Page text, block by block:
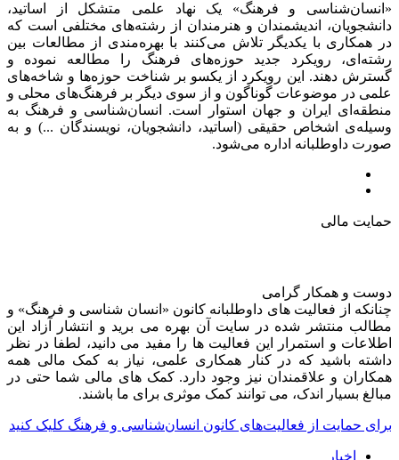
«انسان‌شناسی و فرهنگ» یک نهاد علمی متشکل از اساتید،
دانشجویان، اندیشمندان و هنرمندان از رشته‌های مختلفی است که
در همکاری با یکدیگر تلاش می‌کنند با بهره‌مندی از مطالعات بین
رشته‌ای، رویکرد جدید حوزه‌های فرهنگ را مطالعه نموده و
گسترش دهند. این رویکرد از یکسو بر شناخت حوزه‌ها و شاخه‌های
علمی در موضوعات گوناگون و از سوی دیگر بر فرهنگ‌های محلی و
منطقه‌ای ایران و جهان استوار است. انسان‌شناسی و فرهنگ به
وسیله‌ی اشخاص حقیقی (اساتید، دانشجویان، نویسندگان ...) و به
صورت داوطلبانه اداره می‌شود.
حمایت مالی
دوست و همکار گرامی
چنانکه از فعالیت های داوطلبانه کانون «انسان شناسی و فرهنگ» و
مطالب منتشر شده در سایت آن بهره می برید و انتشار آزاد این
اطلاعات و استمرار این فعالیت ها را مفید می دانید، لطفا در نظر
داشته باشید که در کنار همکاری علمی، نیاز به کمک مالی همه
همکاران و علاقمندان نیز وجود دارد. کمک های مالی شما حتی در
مبالغ بسیار اندک، می توانند کمک موثری برای ما باشند.
برای حمایت از فعالیت‌های کانون انسان‌شناسی و فرهنگ کلیک کنید
اخبار